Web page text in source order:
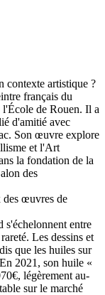
contexte artistique ?
français du
de Rouen. Il a
d'amitié avec
Son œuvre explore
et l'Art
la fondation de la
des
des œuvres de
entre
Les dessins et
que les huiles sur
2021, son huile «
légèrement au-
sur le marché